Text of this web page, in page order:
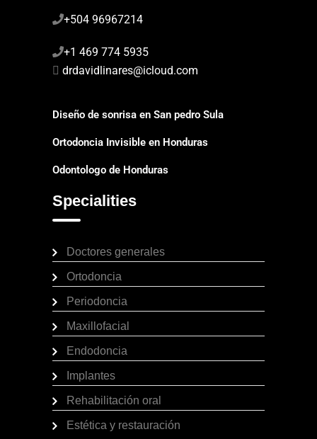
+504 96967214
+1 469 774 5935
drdavidlinares@icloud.com
Diseño de sonrisa en San pedro Sula
Ortodoncia Invisible en Honduras
Odontologo de Honduras
Specialities
Doctores generales
Ortodoncia
Periodoncia
Maxillofacial
Endodoncia
Implantes
Rehabilitación oral
Estética y restauración